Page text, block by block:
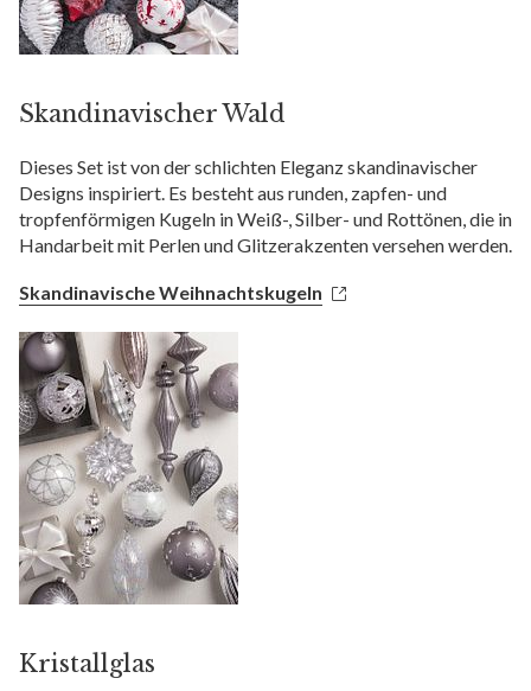
Skandinavischer Wald
Dieses Set ist von der schlichten Eleganz skandinavischer
Designs inspiriert. Es besteht aus runden, zapfen- und
tropfenförmigen Kugeln in Weiß-, Silber- und Rottönen, die in
Handarbeit mit Perlen und Glitzerakzenten versehen werden.
Skandinavische Weihnachtskugeln
Kristallglas